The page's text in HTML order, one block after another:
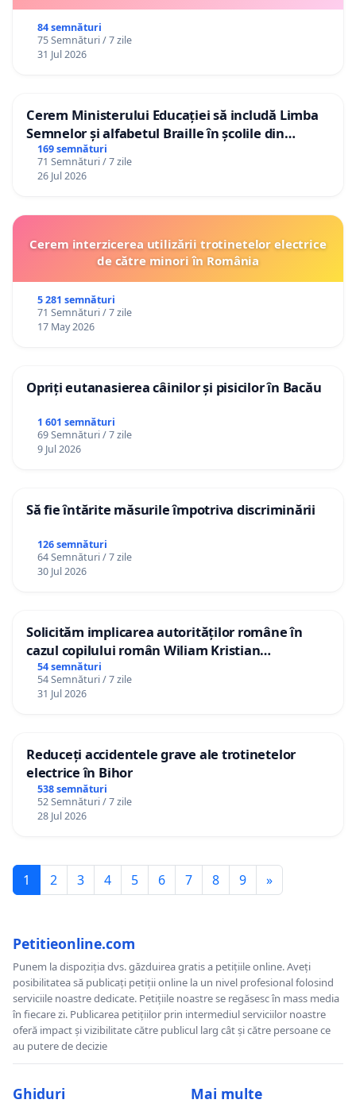
84 semnături
75 Semnături / 7 zile
31 Jul 2026
Cerem Ministerului Educației să includă Limba
Semnelor și alfabetul Braille în școlile din
Republica Moldova!
169 semnături
71 Semnături / 7 zile
26 Jul 2026
Cerem interzicerea utilizării trotinetelor electrice
de către minori în România
5 281 semnături
71 Semnături / 7 zile
17 May 2026
Opriți eutanasierea câinilor și pisicilor în Bacău
1 601 semnături
69 Semnături / 7 zile
9 Jul 2026
Să fie întărite măsurile împotriva discriminării
126 semnături
64 Semnături / 7 zile
30 Jul 2026
Solicităm implicarea autorităților române în
cazul copilului român Wiliam Kristian
Gheorghe, aflat în plasament în Danemarca de
12 ani
54 semnături
54 Semnături / 7 zile
31 Jul 2026
Reduceți accidentele grave ale trotinetelor
electrice în Bihor
538 semnături
52 Semnături / 7 zile
28 Jul 2026
1 2 3 4 5 6 7 8 9 »
Petitieonline.com
Punem la dispoziția dvs. găzduirea gratis a petițiile online. Aveți
posibilitatea să publicați petiții online la un nivel profesional folosind
serviciile noastre dedicate. Petițiile noastre se regăsesc în mass media
în fiecare zi. Publicarea petițiilor prin intermediul serviciilor noastre
oferă impact și vizibilitate către publicul larg cât și către persoane ce
au putere de decizie
Ghiduri Mai multe